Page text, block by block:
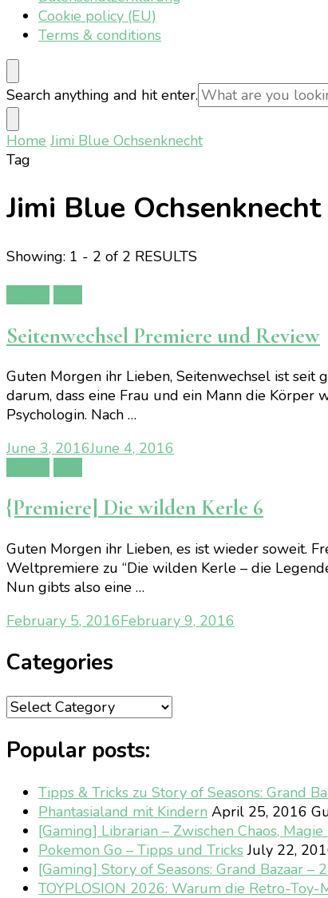
Cookie policy (EU)
Terms & conditions
Looking
for
Something?
Search anything and hit enter.
Home Jimi Blue Ochsenknecht
Tag
Jimi Blue Ochsenknecht
Showing: 1 - 2 of 2 RESULTS
Seitenwechsel Premiere und Review
Guten Morgen ihr Lieben, Seitenwechsel ist
darum, dass eine Frau und ein Mann die
Psychologin. Nach …
June 3, 2016June 4, 2016
{Premiere] Die wilden Kerle 6
Guten Morgen ihr Lieben, es ist wieder soweit.
Weltpremiere zu “Die wilden Kerle – die
Nun gibts also eine …
February 5, 2016February 9, 2016
Categories
Categories
Popular posts:
Tipps & Tricks zu Story of Seasons: Grand
Phantasialand mit Kindern April 25, 2016
[Gaming] Librarian – Zwischen Chaos,
Pokemon Go – Tipps und TricksJuly 22,
[Gaming] Story of Seasons: Grand Bazaar –
TOYPLOSION 2026: Warum die Retro-Toy-